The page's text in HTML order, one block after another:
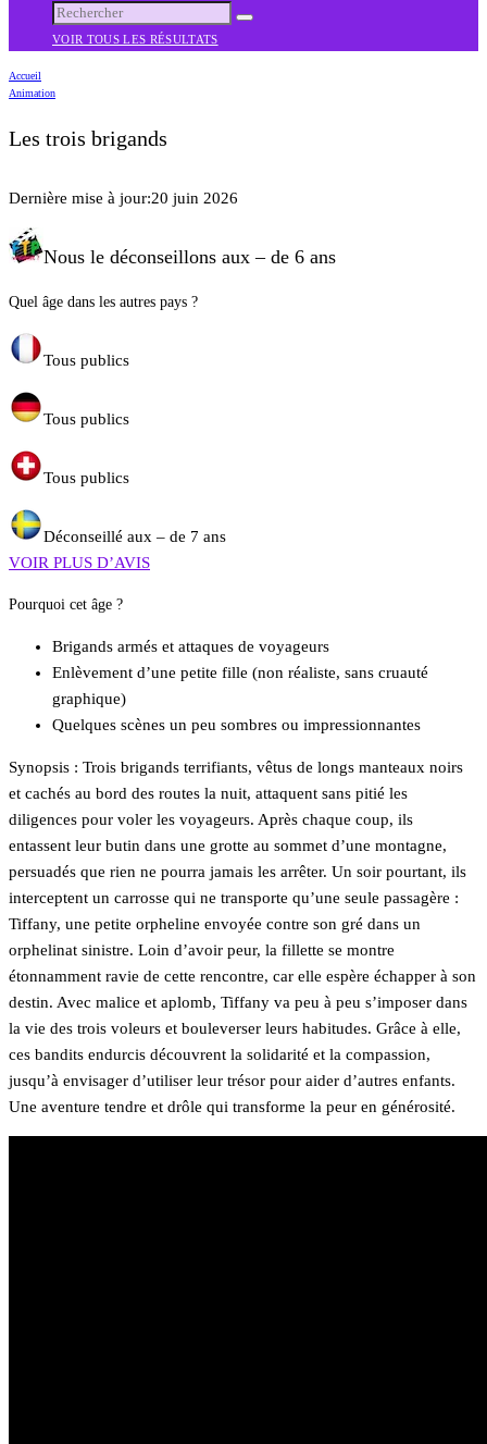
VOIR TOUS LES RÉSULTATS
Accueil
Animation
Les trois brigands
Dernière mise à jour:20 juin 2026
Nous le déconseillons aux – de 6 ans
Quel âge dans les autres pays ?
Tous publics
Tous publics
Tous publics
Déconseillé aux – de 7 ans
VOIR PLUS D’AVIS
Pourquoi cet âge ?
Brigands armés et attaques de voyageurs
Enlèvement d’une petite fille (non réaliste, sans cruauté
graphique)
Quelques scènes un peu sombres ou impressionnantes
Synopsis : Trois brigands terrifiants, vêtus de longs manteaux noirs
et cachés au bord des routes la nuit, attaquent sans pitié les
diligences pour voler les voyageurs. Après chaque coup, ils
entassent leur butin dans une grotte au sommet d’une montagne,
persuadés que rien ne pourra jamais les arrêter. Un soir pourtant, ils
interceptent un carrosse qui ne transporte qu’une seule passagère :
Tiffany, une petite orpheline envoyée contre son gré dans un
orphelinat sinistre. Loin d’avoir peur, la fillette se montre
étonnamment ravie de cette rencontre, car elle espère échapper à son
destin. Avec malice et aplomb, Tiffany va peu à peu s’imposer dans
la vie des trois voleurs et bouleverser leurs habitudes. Grâce à elle,
ces bandits endurcis découvrent la solidarité et la compassion,
jusqu’à envisager d’utiliser leur trésor pour aider d’autres enfants.
Une aventure tendre et drôle qui transforme la peur en générosité.